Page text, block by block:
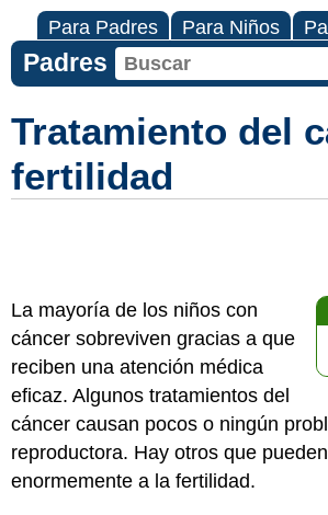
Para Padres Para Niños
Padres
Tratamiento del
fertilidad
La mayoría de los niños con
cáncer sobreviven gracias a que
reciben una atención médica
eficaz. Algunos tratamientos del
cáncer causan pocos o ningún
reproductora. Hay otros que
enormemente a la fertilidad.